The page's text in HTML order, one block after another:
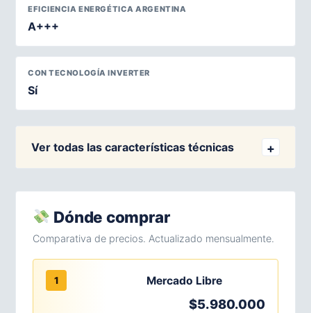
EFICIENCIA ENERGÉTICA ARGENTINA
A+++
CON TECNOLOGÍA INVERTER
Sí
Ver todas las características técnicas
Dónde comprar
Comparativa de precios. Actualizado mensualmente.
1 Mercado Libre
$5.980.000